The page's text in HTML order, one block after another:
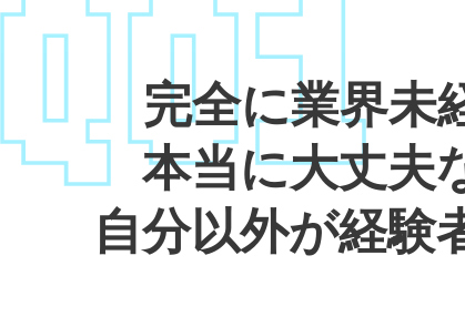
完全に業界未
本当に大丈夫
自分以外が経
Q01